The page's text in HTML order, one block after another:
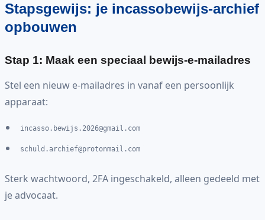
Stapsgewijs: je incassobewijs-archief
opbouwen
Stap 1: Maak een speciaal bewijs-e-mailadres
Stel een nieuw e-mailadres in vanaf een persoonlijk
apparaat:
incasso.bewijs.2026@gmail.com
schuld.archief@protonmail.com
Sterk wachtwoord, 2FA ingeschakeld, alleen gedeeld met
je advocaat.